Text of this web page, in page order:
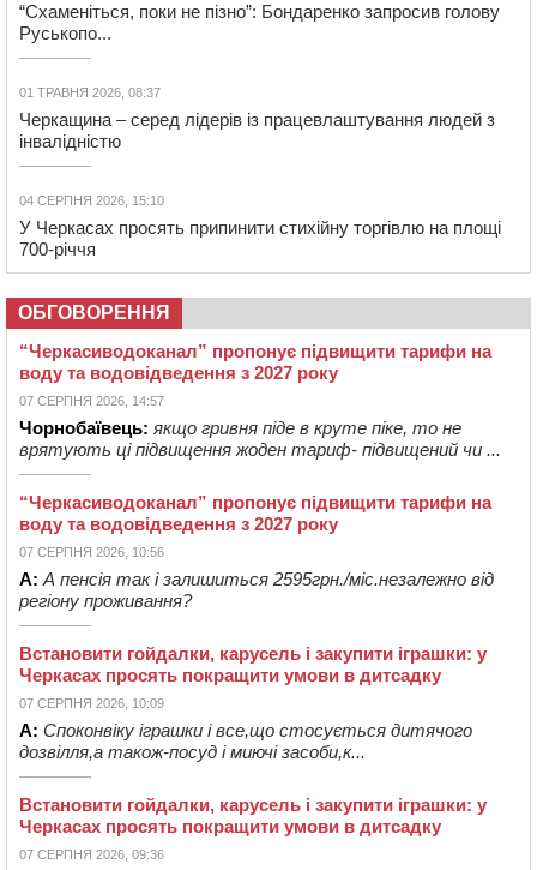
“Схаменіться, поки не пізно”: Бондаренко запросив голову
Руськопо...
01 ТРАВНЯ 2026, 08:37
Черкащина – серед лідерів із працевлаштування людей з
інвалідністю
04 СЕРПНЯ 2026, 15:10
У Черкасах просять припинити стихійну торгівлю на площі
700-річчя
ОБГОВОРЕННЯ
“Черкасиводоканал” пропонує підвищити тарифи на
воду та водовідведення з 2027 року
07 СЕРПНЯ 2026, 14:57
Чорнобаївець: якщо гривня піде в круте піке, то не
врятують ці підвищення жоден тариф- підвищений чи ...
“Черкасиводоканал” пропонує підвищити тарифи на
воду та водовідведення з 2027 року
07 СЕРПНЯ 2026, 10:56
А: А пенсія так і залишиться 2595грн./міс.незалежно від
регіону проживання?
Встановити гойдалки, карусель і закупити іграшки: у
Черкасах просять покращити умови в дитсадку
07 СЕРПНЯ 2026, 10:09
А: Споконвіку іграшки і все,що стосується дитячого
дозвілля,а також-посуд і миючі засоби,к...
Встановити гойдалки, карусель і закупити іграшки: у
Черкасах просять покращити умови в дитсадку
07 СЕРПНЯ 2026, 09:36